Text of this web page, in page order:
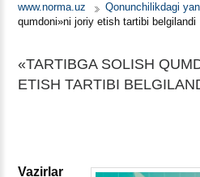
www.norma.uz Qonunchilikdagi
qumdoni»ni joriy etish tartibi belgilandi
«TARTIBGA SOLISH
ETISH TARTIBI
Vazirlar